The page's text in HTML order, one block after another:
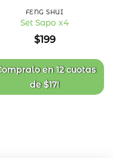
de
deseos
FENG SHUI
Set Sapo x4
$199
en12 cuotas
de$17!